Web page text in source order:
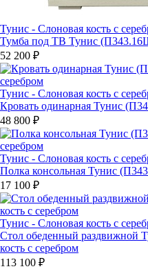
Тунис - Слоновая кость с
Тумба под ТВ Тунис
52 200 ₽
Тунис - Слоновая кость с
Кровать одинарная Тунис
48 800 ₽
Тунис - Слоновая кость с
Полка консольная Тунис
17 100 ₽
Тунис - Слоновая кость с
Стол обеденный раздвижной
кость с серебром
113 100 ₽